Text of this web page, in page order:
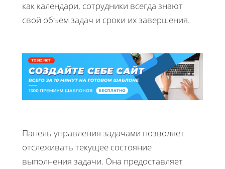
как календари, сотрудники всегда знают
свой объем задач и сроки их завершения.
Панель управления задачами позволяет
отслеживать текущее состояние
выполнения задачи. Она предоставляет